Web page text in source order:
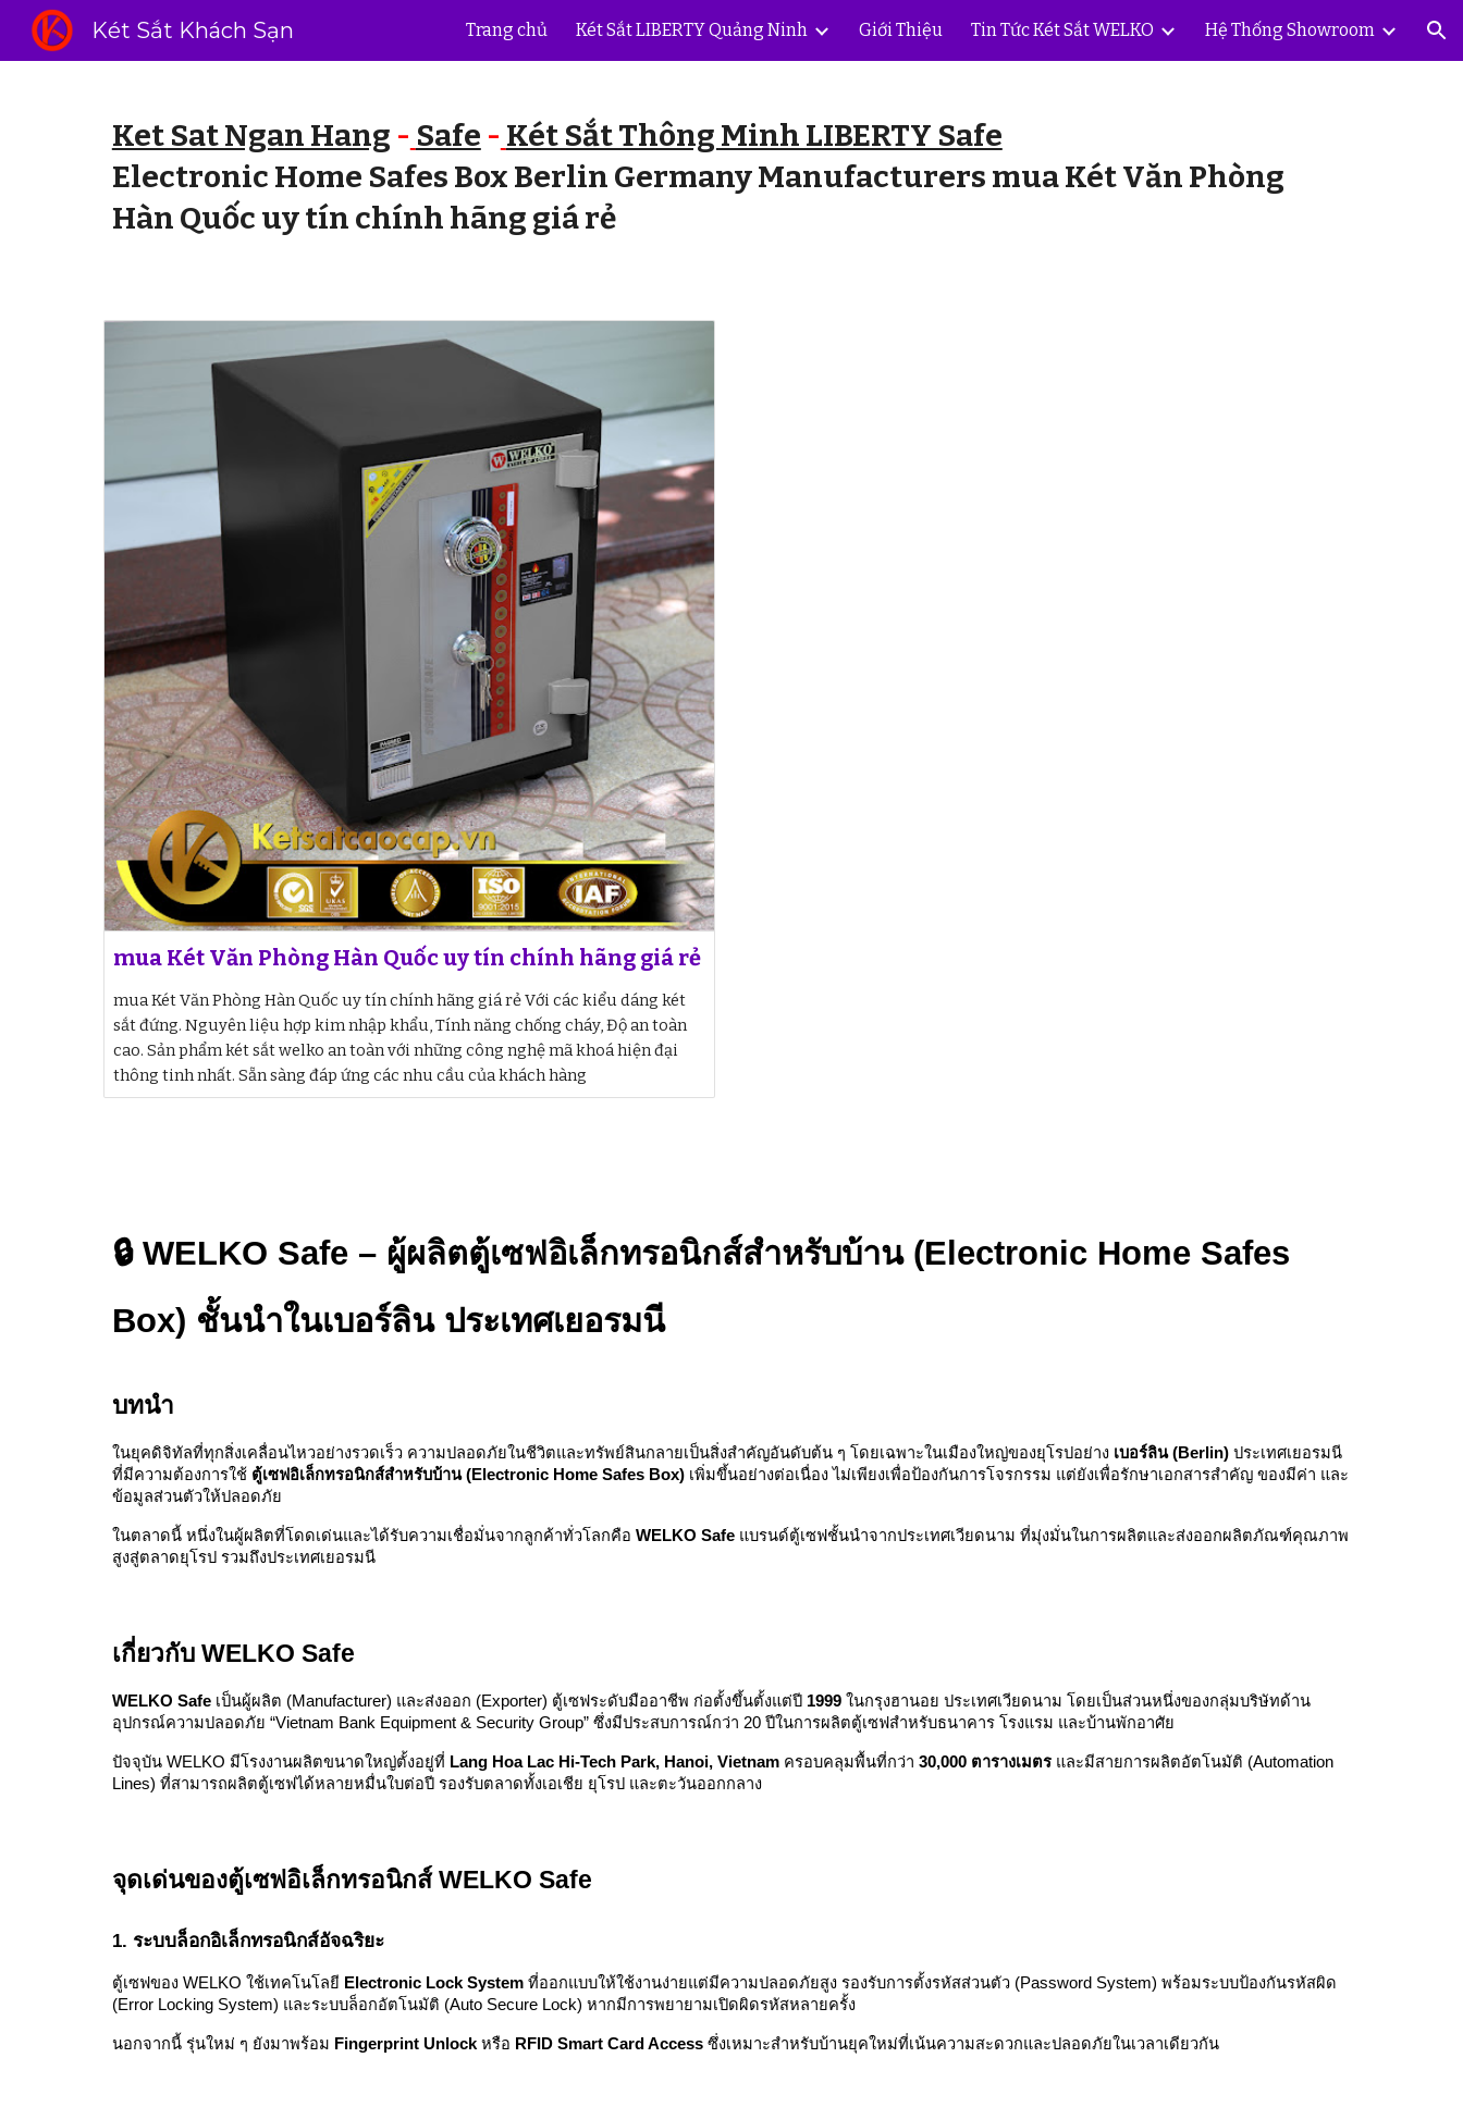
Skip to main content Skip to navigation
Két Sắt Khách Sạn Trang chủ Két Sắt LIBERTY Quảng Ninh Giới Thiệu Tin Tức Két Sắt WELKO Hệ Thống Showroom
Ket Sat Ngan Hang - Safe - Két Sắt Thông Minh LIBERTY Safe
Electronic Home Safes Box Berlin Germany Manufacturers mua Két Văn Phòng
Hàn Quốc uy tín chính hãng giá rẻ
mua Két Văn Phòng Hàn Quốc uy tín chính hãng giá rẻ
mua Két Văn Phòng Hàn Quốc uy tín chính hãng giá rẻ Với các kiểu dáng két
sắt đứng. Nguyên liệu hợp kim nhập khẩu, Tính năng chống cháy, Độ an toàn
cao. Sản phẩm két sắt welko an toàn với những công nghệ mã khoá hiện đại
thông tinh nhất. Sẵn sàng đáp ứng các nhu cầu của khách hàng
🔒 WELKO Safe – ผู้ผลิตตู้เซฟอิเล็กทรอนิกส์สำหรับบ้าน (Electronic Home Safes
Box) ชั้นนำในเบอร์ลิน ประเทศเยอรมนี
บทนำ
ในยุคดิจิทัลที่ทุกสิ่งเคลื่อนไหวอย่างรวดเร็ว ความปลอดภัยในชีวิตและทรัพย์สินกลายเป็นสิ่งสำคัญอันดับต้น ๆ โดยเฉพาะในเมืองใหญ่ของยุโรปอย่าง เบอร์ลิน (Berlin)ประเทศเยอรมนี
ที่มีความต้องการใช้ ตู้เซฟอิเล็กทรอนิกส์สำหรับบ้าน (Electronic Home Safes Box)เพิ่มขึ้นอย่างต่อเนื่อง ไม่เพียงเพื่อป้องกันการโจรกรรม แต่ยังเพื่อรักษาเอกสารสำคัญ ของมีค่า และ
ข้อมูลส่วนตัวให้ปลอดภัย
ในตลาดนี้ หนึ่งในผู้ผลิตที่โดดเด่นและได้รับความเชื่อมั่นจากลูกค้าทั่วโลกคือ WELKO Safeแบรนด์ตู้เซฟชั้นนำจากประเทศเวียดนาม ที่มุ่งมั่นในการผลิตและส่งออกผลิตภัณฑ์คุณภาพ
สูงสู่ตลาดยุโรป รวมถึงประเทศเยอรมนี
เกี่ยวกับ WELKO Safe
WELKO Safeเป็นผู้ผลิต (Manufacturer) และส่งออก (Exporter) ตู้เซฟระดับมืออาชีพ ก่อตั้งขึ้นตั้งแต่ปี 1999ในกรุงฮานอย ประเทศเวียดนาม โดยเป็นส่วนหนึ่งของกลุ่มบริษัทด้าน
อุปกรณ์ความปลอดภัย “Vietnam Bank Equipment & Security Group” ซึ่งมีประสบการณ์กว่า 20 ปีในการผลิตตู้เซฟสำหรับธนาคาร โรงแรม และบ้านพักอาศัย
ปัจจุบัน WELKO มีโรงงานผลิตขนาดใหญ่ตั้งอยู่ที่ Lang Hoa Lac Hi-Tech Park, Hanoi, Vietnamครอบคลุมพื้นที่กว่า 30,000 ตารางเมตรและมีสายการผลิตอัตโนมัติ (Automation
Lines) ที่สามารถผลิตตู้เซฟได้หลายหมื่นใบต่อปี รองรับตลาดทั้งเอเชีย ยุโรป และตะวันออกกลาง
จุดเด่นของตู้เซฟอิเล็กทรอนิกส์ WELKO Safe
1. ระบบล็อกอิเล็กทรอนิกส์อัจฉริยะ
ตู้เซฟของ WELKO ใช้เทคโนโลยี Electronic Lock Systemที่ออกแบบให้ใช้งานง่ายแต่มีความปลอดภัยสูง รองรับการตั้งรหัสส่วนตัว (Password System) พร้อมระบบป้องกันรหัสผิด
(Error Locking System) และระบบล็อกอัตโนมัติ (Auto Secure Lock) หากมีการพยายามเปิดผิดรหัสหลายครั้ง
นอกจากนี้ รุ่นใหม่ ๆ ยังมาพร้อม Fingerprint Unlockหรือ RFID Smart Card Accessซึ่งเหมาะสำหรับบ้านยุคใหม่ที่เน้นความสะดวกและปลอดภัยในเวลาเดียวกัน